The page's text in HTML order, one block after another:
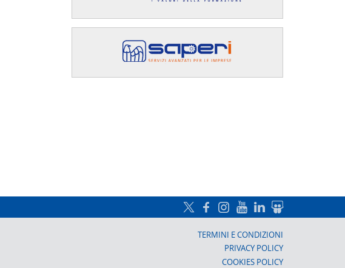
TERMINI E CONDIZIONI
PRIVACY POLICY
COOKIES POLICY